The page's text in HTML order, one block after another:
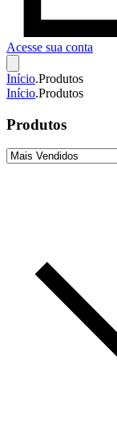
Acesse sua conta
Início.Produtos
Início.Produtos
Produtos